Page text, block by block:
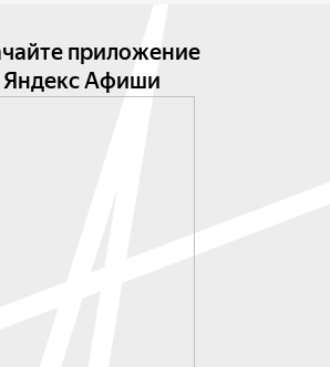
приложение
Яндекс Афиши